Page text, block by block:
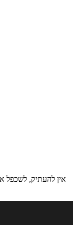
אין להעתיק, לשכפל